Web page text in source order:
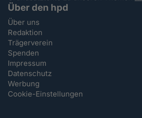
Über den hpd
Über uns
Redaktion
Trägerverein
Spenden
Impressum
Datenschutz
Werbung
Cookie-Einstellungen